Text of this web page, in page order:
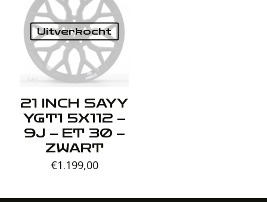
Uitverkocht
21 INCH SAYY
YGT1 5X112 –
9J – ET 30 –
ZWART
€1.199,00